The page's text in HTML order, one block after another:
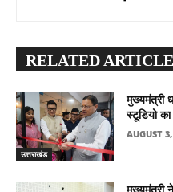
RELATED
उत्तराखंड
मुख्यमंत्री
स्टूडियो
AUGUST